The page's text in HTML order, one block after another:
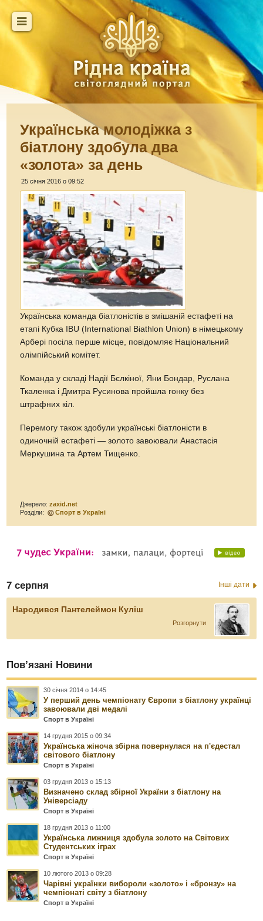
Українська молодіжка з
біатлону здобула два
«золота» за день
25 січня 2016 о 09:52
Українська команда біатлоністів в змішаній естафеті на
етапі Кубка IBU (International Biathlon Union) в німецькому
Арбері посіла перше місце, повідомляє Національний
олімпійський комітет.
Команда у складі Надії Бєлкіної, Яни Бондар, Руслана
Ткаленка і Дмитра Русинова пройшла гонку без
штрафних кіл.
Перемогу також здобули українські біатлоністи в
одиночній естафеті — золото завоювали Анастасія
Меркушина та Артем Тищенко.
Джерело:zaxid.net
Розділи:
Спорт в Україні
7 серпня Інші дати
Народився Пантелеймон Куліш
Розгорнути
Пов’язані Новини
30 січня 2014 о 14:45
У перший день чемпіонату Європи з біатлону українці
завоювали дві медалі
Спорт в Україні
14 грудня 2015 о 09:34
Українська жіноча збірна повернулася на п'єдестал
світового біатлону
Спорт в Україні
03 грудня 2013 о 15:13
Визначено склад збірної України з біатлону на
Універсіаду
Спорт в Україні
18 грудня 2013 о 11:00
Українська лижниця здобула золото на Світових
Студентських іграх
Спорт в Україні
10 лютого 2013 о 09:28
Чарівні українки вибороли «золото» і «бронзу» на
чемпіонаті світу з біатлону
Спорт в Україні